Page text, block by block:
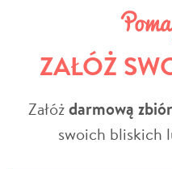
ZAŁÓŻ
Załóżdarmową
swoich bliskich